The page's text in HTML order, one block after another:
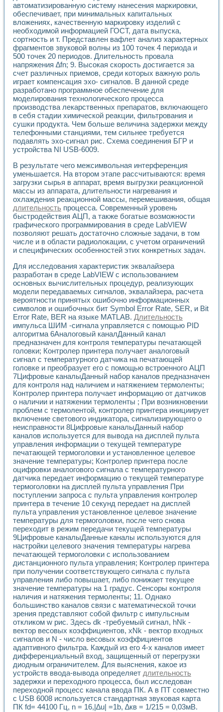
Применение LabVIEW для исследования течения в
Создание виртуальной работы «Изучение магнитных
Обратный маятник
Устройство для изучения основ интерфейсов обмена по
Лабораторный практикум: изучение адиабатического
Стенд для исследования электрических переходных
Система статистической обработки результатов
Автоматизация лазерно-плазменных измерений с
Модельно-измерительный комплекс. Назначение. Состав.
Использование технологий NATIONAL INSTRUMENTS
Учебный практикум "Спектральный и корреляционный
Учебный стенд для исследования принципа действия
Оборудование и программное обеспечение учебных
Виртуальный лабораторный практикум для изучения
Управление роботом ТУР-10 средствами LabVIEW
Аппаратно-программный комплекс для исследования
Исследование возможности реставрации одномерных
Использование технологий NATIONAL INSTRUMENTS в
Разработка модификаций алгоритма полигармонической
Учебный стенд для исследования принципа действия
Виртуальная система поддержки принимаемых решений в
Преемственность дисциплин «Моделирование систем» и
Универсальный стенд для исследования электрических
Лабораторные практикумы по информационно-
Виртуальный измеритель частотных характеристик на
Лабораторный практикум по основам теории Коммутации
Виртуальные практикумы по электротехнике в среде
Из опыта внедрения в рамках национального проекта
Исследование эффективности решателей
Опыт разработки LabVIEW лабораторных практикумов
Проблемы повышения качества образования и
Развитие LabVIEW лабораторного практикума по
Разработка виртуальной лаборатории по электротехнике
Усовершенствованные алгоритмы частотного анализа
Об опыте работы учебного центра «Технологии
Технологии NI в магистерской программе «Прикладная
Система диагностики двигателей постоянного тока
Автоматизированный стенд формирования
Лабораторный практикум по курсу ИИС на базе
Партнеры
Академические и отраслевые институты
Учебные заведения
Бизнес
Контакты
автоматизированную систему нанесения маркировки,
обеспечивает, при минимальных капитальных
вложениях, качественную маркировку изделий с
необходимой информацией ГОСТ, дата выпуска,
сортность и т. Представлен вафлет анализ характерных
фрагментов звуковой волны из 100 точек 4 периода и
500 точек 20 периодов. Длительность провала
напряжения ∆fn; 9. Высокая скорость достигается за
счет различных приемов, среди которых важную роль
играет компенсация эхо- сигналов. В данной среде
разработано программное обеспечение для
моделирования технологического процесса
производства лекарственных препаратов, включающего
в себя стадии химической реакции, фильтрования и
сушки продукта. Чем больше величина задержки между
телефонными станциями, тем сильнее требуется
подавлять эхо-сигнал рис. Схема соединения БГР и
устройства NI USB-6009.
В результате чего межсимвольная интерференция
уменьшается. На втором этапе рассчитываются: время
загрузки сырья в аппарат, время выгрузки реакционной
массы из аппарата, длительности нагревания и
охлаждения реакционной массы, перемешивания, общая
длительность процесса. Современный уровень
быстродействия АЦП, а также богатые возможности
графического программирования в среде LabVIEW
позволяют решать достаточно сложные задачи, в том
числе и в области радиолокации, с учетом ограничений
и специфических особенностей этих конкретных задач.
Для исследования характеристик эквалайзера
разработан в среде LabVIEW с использованием
основных вычислительных процедур, реализующих
модели передаваемых сигналов, эквалайзера, расчета
вероятности принятых ошибочно информационных
символов и ошибочных бит Symbol Error Rate, SER, и Bit
Error Rate, BER на языке MATLAB. Длительность
импульса ШИМ -сигнала управляется с помощью PID
алгоритма 6Аналоговый каналДанный канал
предназначен для контроля температуры печатающей
головки; Контролер принтера получает аналоговый
сигнал с температурного датчика на печатающей
головке и преобразует его с помощью встроенного АЦП
7Цифровые каналыДанный набор каналов предназначен
для контроля над наличием и натяжением термоленты;
Контролер принтера получает информацию от датчиков
о наличии и натяжении термоленты ; При возникновении
проблем с термолентой, контролер принтера инициирует
включение светового индикатора, сигнализирующего о
неисправности 8Цифровые каналыДанный набор
каналов используется для вывода на дисплей пульта
управления информации о текущей температуре
печатающей термоголовки и установленное целевое
значение температуры; Контролер принтера после
оцифровки аналогового сигнала с температурного
датчика передает информацию о текущей температуре
термоголовки на дисплей пульта управления При
поступлении запроса с пульта управления контролер
принтера в течение 10 секунд передает на дисплей
пульта управления установленное целевое значение
температуры для термоголовки, после чего снова
переходит в режим передачи текущей температуры
9Цифровые каналыДанные каналы используются для
настройки целевого значения температуры нагрева
печатающей термоголовки с использованием
дистанционного пульта управления; Контролер принтера
при получении соответствующего сигнала с пульта
управления либо повышает, либо понижает текущее
значение температуры на 1 градус. Сенсоры контроля
наличия и натяжения термоленты; 11. Однако
большинство каналов связи с математической точки
зрения представляют собой фильтр с импульсным
откликом w рис. Здесь dk -требуемый сигнал, hNk -
вектор весовых коэффициентов, xNk - вектор входных
сигналов и N - число весовых коэффициентов
адаптивного фильтра. Каждый из его 4-х каналов имеет
дифференциальный вход, защищенный от перегрузки
диодным ограничителем. Для выяснения, какое из
устройств ввода-вывода определяет длительность
задержки и переходного процесса, был исследован
переходной процесс канала ввода ПК. А в ПТ совместно
с USB 6008 используется стандартная звуковая карта
ПК fd= 44100 Гц, n = 16,|∆u| =1b, ∆кв = 1/215 = 0,03мВ.